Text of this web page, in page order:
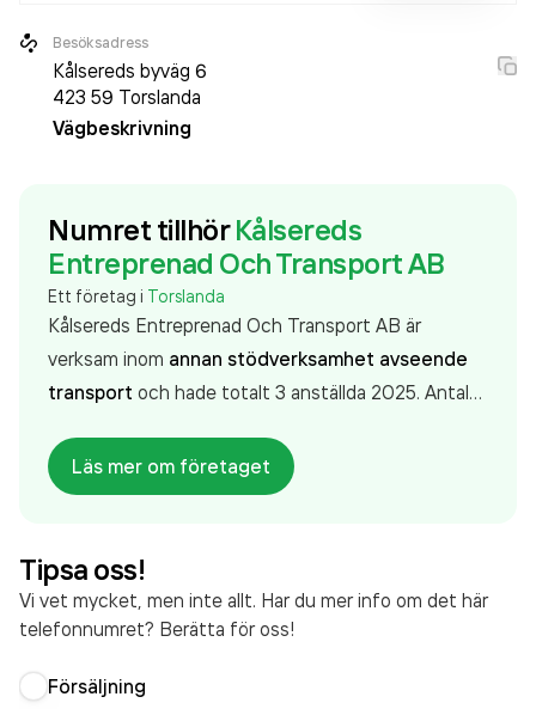
Besöksadress
Kålsereds byväg 6
423 59 Torslanda
Vägbeskrivning
Numret tillhör Kålsereds
Entreprenad Och Transport AB
Ett företag i Torslanda
Kålsereds Entreprenad Och Transport AB är
verksam inom annan stödverksamhet avseende
transport och hade totalt 3 anställda 2025. Antalet
ett aktiebolag som varit aktivt sedan 2011.
Kålsereds Entreprenad Och Transport AB
Läs mer om företaget
Tipsa oss!
Vi vet mycket, men inte allt. Har du mer info om det här
telefonnumret? Berätta för oss!
Försäljning